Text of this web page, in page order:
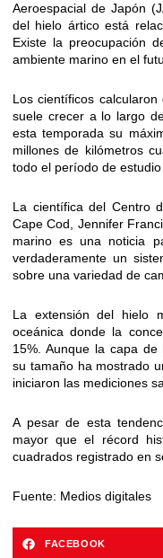
Aeroespacial de Japón
del hielo ártico está
Existe la preocupación
ambiente marino en el
Los científicos
suele crecer a lo largo
esta temporada su
millones de kilómetros
todo el período de
La científica del Centro
Cape Cod, Jennifer
marino es una noticia
verdaderamente un
sobre una variedad de
La extensión del hielo
oceánica donde la
15%. Aunque la capa
su tamaño ha mostrado
iniciaron las mediciones
A pesar de esta
mayor que el récord
cuadrados registrado en
Fuente: Medios digitales
FACEBOOK